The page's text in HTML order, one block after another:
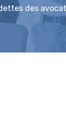
des